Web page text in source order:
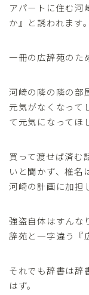
アパートに住む河
か』と誘われます。
一冊の広辞苑のた
河崎の隣の隣の部
元気がなくなって
て元気になってほ
買って渡せば済む
いと聞かず、椎名
河崎の計画に加担
強盗自体はすんな
辞苑と一字違う『
それでも辞書は辞
はず。